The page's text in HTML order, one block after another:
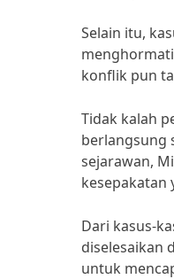
Selain itu,
konflik pun
Tidak kalah
berlangsung
sejarawan,
kesepakatan
Dari kasus-
diselesaikan
untuk